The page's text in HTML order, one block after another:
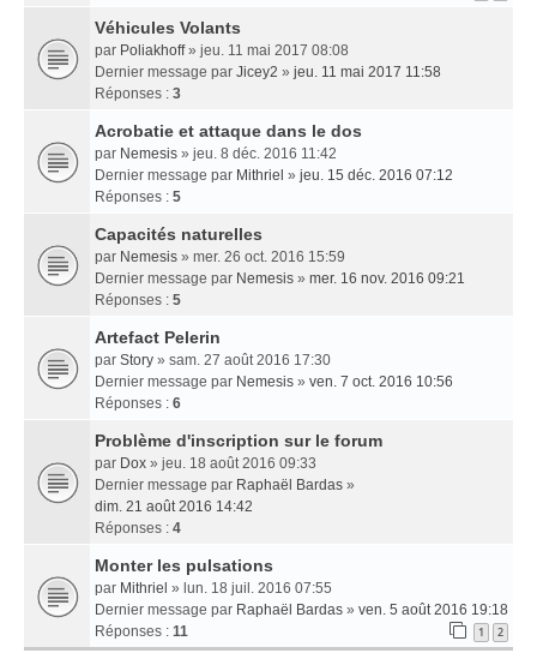
Véhicules Volants
par Poliakhoff» jeu. 11 mai 2017 08:08
Dernier message par Jicey2 » jeu. 11 mai 2017 11:58
Réponses : 3
Acrobatie et attaque dans le dos
par Nemesis » jeu. 8 déc. 2016 11:42
Dernier message par Mithriel » jeu. 15 déc. 2016 07:12
Réponses : 5
Capacités naturelles
par Nemesis » mer. 26 oct. 2016 15:59
Dernier message par Nemesis » mer. 16 nov. 2016 09:21
Réponses : 5
Artefact Pelerin
par Story » sam. 27 août 2016 17:30
Dernier message par Nemesis » ven. 7 oct. 2016 10:56
Réponses : 6
Problème d'inscription sur le forum
par Dox » jeu. 18 août 2016 09:33
Dernier message par Raphaël Bardas »
dim. 21 août 2016 14:42
Réponses : 4
Monter les pulsations
par Mithriel » lun. 18 juil. 2016 07:55
Dernier message par Raphaël Bardas » ven. 5 août 2016 19:18
Réponses : 11 1 2